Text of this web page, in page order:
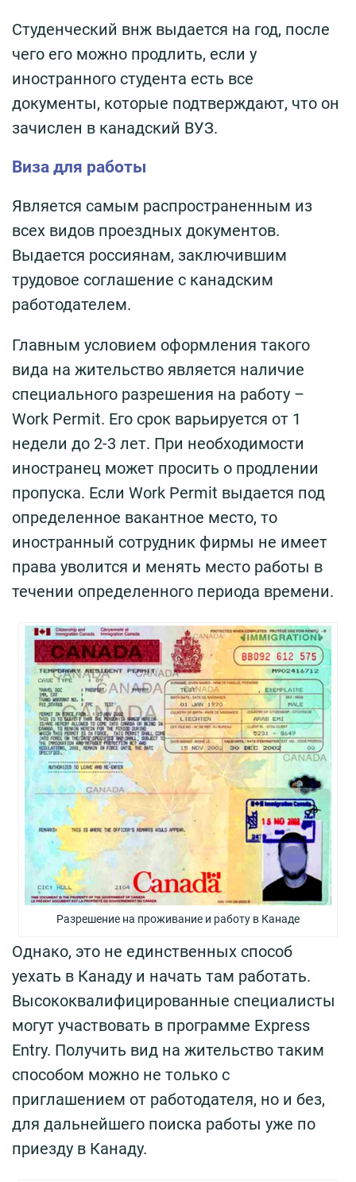
Студенческий внж выдается на год, после
чего его можно продлить, если у
иностранного студента есть все
документы, которые подтверждают, что он
зачислен в канадский ВУЗ.
Виза для работы
Является самым распространенным из
всех видов проездных документов.
Выдается россиянам, заключившим
трудовое соглашение с канадским
работодателем.
Главным условием оформления такого
вида на жительство является наличие
специального разрешения на работу –
Work Permit. Его срок варьируется от 1
недели до 2-3 лет. При необходимости
иностранец может просить о продлении
пропуска. Если Work Permit выдается под
определенное вакантное место, то
иностранный сотрудник фирмы не имеет
права уволится и менять место работы в
течении определенного периода времени.
Разрешение на проживание и работу в Канаде
Однако, это не единственных способ
уехать в Канаду и начать там работать.
Высококвалифицированные специалисты
могут участвовать в программе Express
Entry. Получить вид на жительство таким
способом можно не только с
приглашением от работодателя, но и без,
для дальнейшего поиска работы уже по
приезду в Канаду.